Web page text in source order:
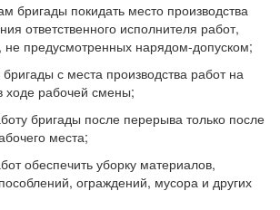
бригады покидать место производства
ответственного исполнителя работ,
не предусмотренных нарядом-допуском;
с места производства работ на
ходе рабочей смены;
бригады после перерыва только после
места;
обеспечить уборку материалов,
ограждений, мусора и других